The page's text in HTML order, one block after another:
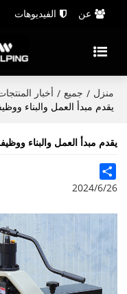
عن الفيديوهات
منزل / جميع / أخبار
يقدم مبدأ العمل والبناء
يقدم مبدأ العمل والبناء
Share
2024/6/26